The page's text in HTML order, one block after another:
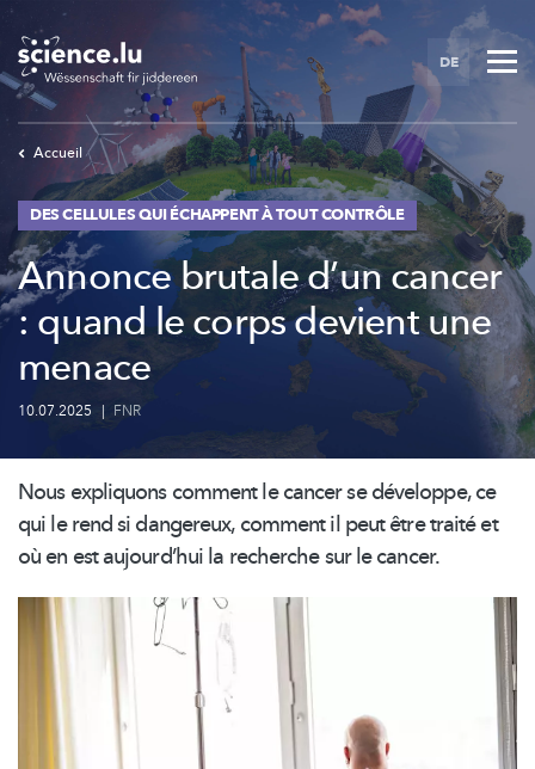
Skip
main
content
DE
Accueil
DES CELLULES QUI ÉCHAPPENT À TOUT CONTRÔLE
Annonce brutale d’un cancer
: quand le corps devient une
menace
10.07.2025 | FNR
Nous expliquons comment le cancer se développe, ce
qui le rend si dangereux, comment il peut être traité et
où en est aujourd’hui la recherche sur le cancer.